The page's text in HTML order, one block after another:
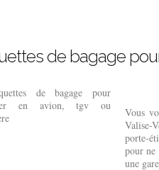
de bagage
Vous
Valise-
porte-
pour ne
une